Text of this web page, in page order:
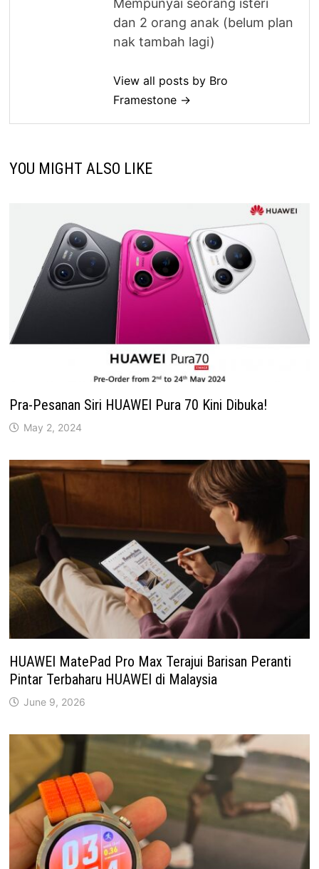
Mempunyai seorang isteri
dan 2 orang anak (belum plan
nak tambah lagi)
View all posts by Bro
Framestone →
YOU MIGHT ALSO LIKE
Pra-Pesanan Siri HUAWEI Pura 70 Kini Dibuka!
May 2, 2024
HUAWEI MatePad Pro Max Terajui Barisan Peranti
Pintar Terbaharu HUAWEI di Malaysia
June 9, 2026